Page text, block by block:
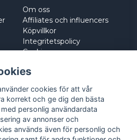
Om oss
Affiliates och influencers
Köpvillkor
Integritetspolicy
Cookies
cookies för att vår
korrekt och ge dig den bästa
personlig användardata
av annonser och
används även för personlig och